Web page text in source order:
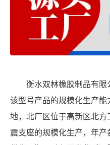
衡水双林橡胶制品有
该型号产品的规模化生产
地，北厂区位于高新区北
震支座的规模化生产，年